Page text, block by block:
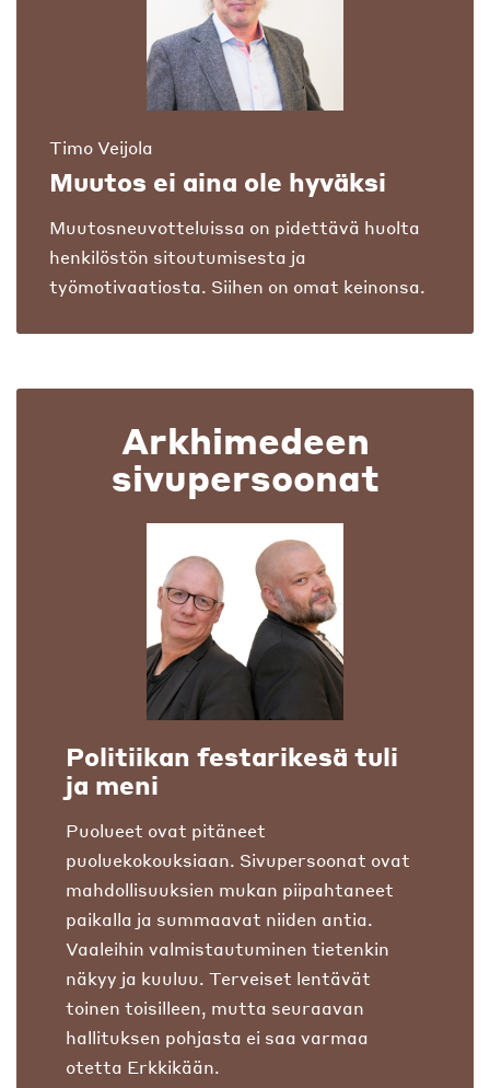
Timo Veijola
Muutos ei aina ole hyväksi
Muutosneuvotteluissa on pidettävä huolta
henkilöstön sitoutumisesta ja
työmotivaatiosta. Siihen on omat keinonsa.
Arkhimedeen
sivupersoonat
Politiikan festarikesä tuli
ja meni
Puolueet ovat pitäneet
puoluekokouksiaan. Sivupersoonat ovat
mahdollisuuksien mukan piipahtaneet
paikalla ja summaavat niiden antia.
Vaaleihin valmistautuminen tietenkin
näkyy ja kuuluu. Terveiset lentävät
toinen toisilleen, mutta seuraavan
hallituksen pohjasta ei saa varmaa
otetta Erkkikään.